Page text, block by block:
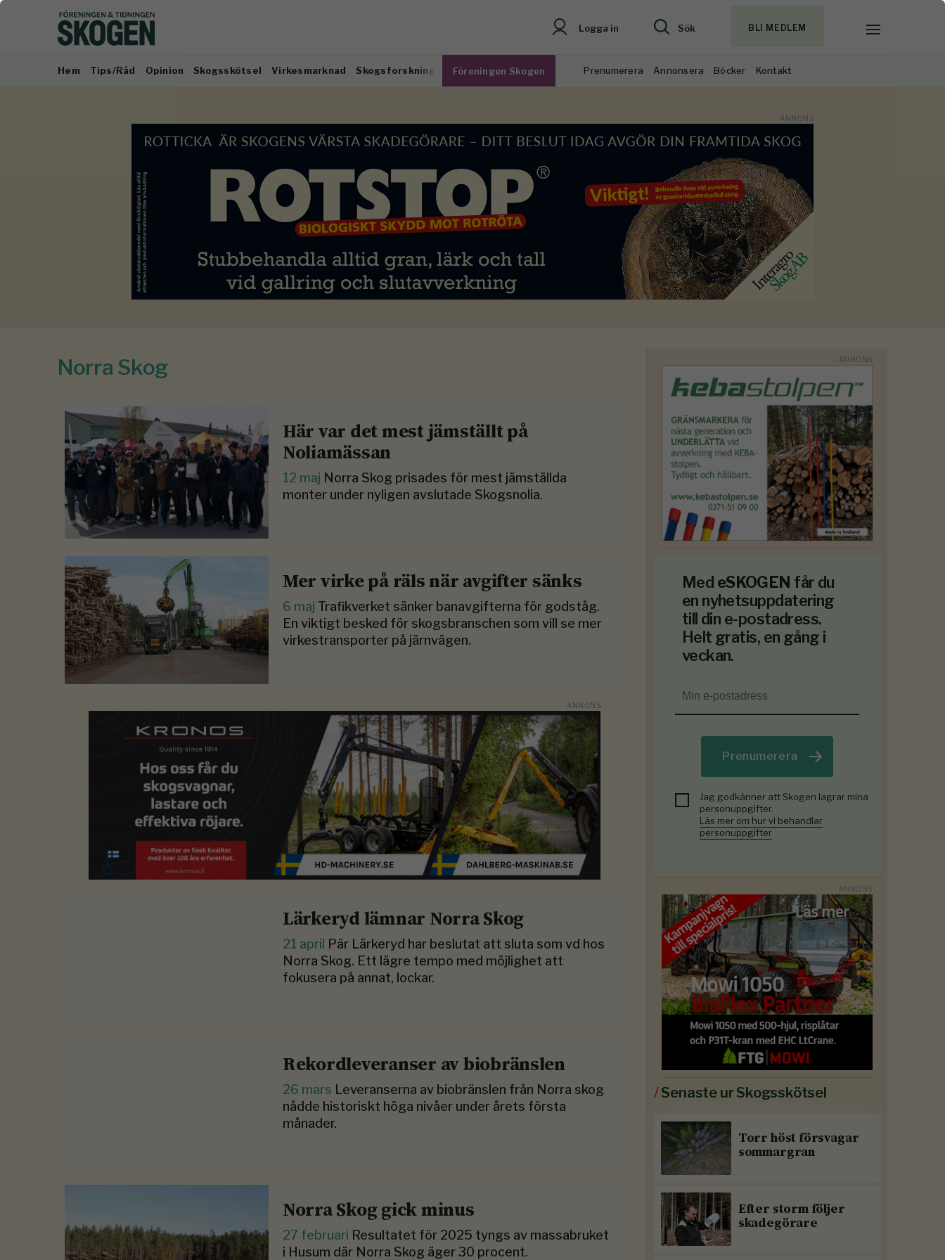
Logga in Sök BLI MEDLEM
Hem Tips/Råd Opinion Skogsskötsel Virkesmarknad Skogsforskning Föreningen Skogen Prenumerera Annonsera Böcker Kontakt
Norra Skog
Här var det mest jämställt på
Noliamässan
12 maj Norra Skog prisades för mest jämställda
monter under nyligen avslutade Skogsnolia.
Mer virke på räls när avgifter sänks
6 maj Trafikverket sänker banavgifterna för godståg.
En viktigt besked för skogsbranschen som vill se mer
virkestransporter på järnvägen.
Lärkeryd lämnar Norra Skog
21 april
Pär Lärkeryd har beslutat att sluta som vd hos
Norra Skog. Ett lägre tempo med möjlighet att
fokusera på annat, lockar.
Rekordleveranser av biobränslen
26 mars Leveranserna av biobränslen från Norra skog
nådde historiskt höga nivåer under årets första
månader.
Norra Skog gick minus
27 februari Resultatet för 2025 tyngs av massabruket
i Husum där Norra Skog äger 30 procent.
Med eSKOGEN får du
en nyhetsuppdatering
till din e-postadress.
Helt gratis, en gång i
veckan.
Prenumerera
Jag godkänner att Skogen lagrar mina
personuppgifter.
Läs mer om hur vi behandlar
personuppgifter
/Senaste ur Skogsskötsel
Torr höst försvagar
sommargran
Efter storm följer
skadegörare